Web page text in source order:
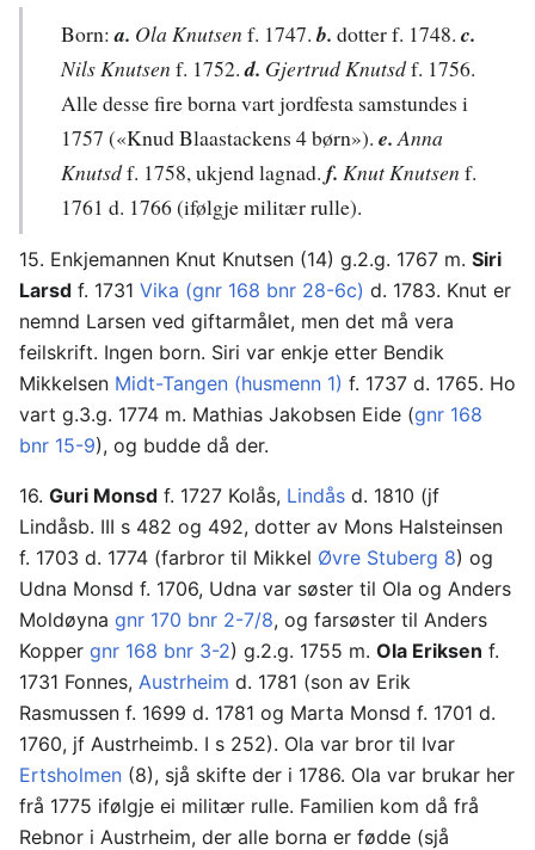
Born:a. Ola Knutsen f. 1747.b. dotter f. 1748. c.
Nils Knutsen f. 1752.d. Gjertrud Knutsdf. 1756.
Alle desse fire borna vart jordfesta samstundes i
1757 («Knud Blaastackens 4 børn»). e. Anna
Knutsdf. 1758, ukjend lagnad. f. Knut Knutsen f.
1761 d. 1766 (ifølgje militær rulle).
15. Enkjemannen Knut Knutsen (14) g.2.g. 1767 m. Siri
Larsd f. 1731 Vika (gnr 168 bnr 28-6c) d. 1783. Knut er
nemnd Larsen ved giftarmålet, men det må vera
feilskrift. Ingen born. Siri var enkje etter Bendik
Mikkelsen Midt-Tangen (husmenn 1) f. 1737 d. 1765. Ho
vart g.3.g. 1774 m. Mathias Jakobsen Eide (gnr 168
bnr 15-9), og budde då der.
16. Guri Monsd f. 1727 Kolås, Lindås d. 1810 (jf
Lindåsb. III s 482 og 492, dotter av Mons Halsteinsen
f. 1703 d. 1774 (farbror til Mikkel Øvre Stuberg 8) og
Udna Monsd f. 1706, Udna var søster til Ola og Anders
Moldøyna gnr 170 bnr 2-7/8, og farsøster til Anders
Kopper gnr 168 bnr 3-2) g.2.g. 1755 m. Ola Eriksen f.
1731 Fonnes, Austrheim d. 1781 (son av Erik
Rasmussen f. 1699 d. 1781 og Marta Monsd f. 1701 d.
1760, jf Austrheimb. I s 252). Ola var bror til Ivar
Ertsholmen (8), sjå skifte der i 1786. Ola var brukar her
frå 1775 ifølgje ei militær rulle. Familien kom då frå
Rebnor i Austrheim, der alle borna er fødde (sjå